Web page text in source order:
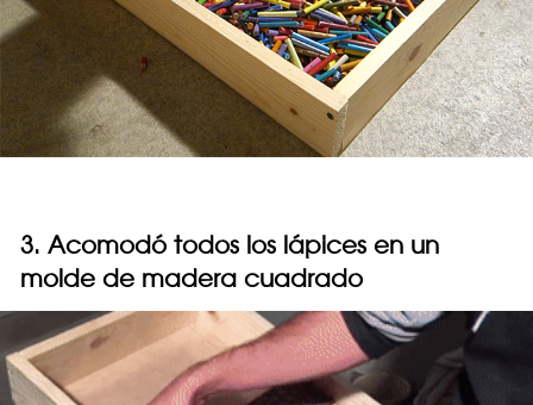
3. Acomodó todos los lápices en un
molde de madera cuadrado